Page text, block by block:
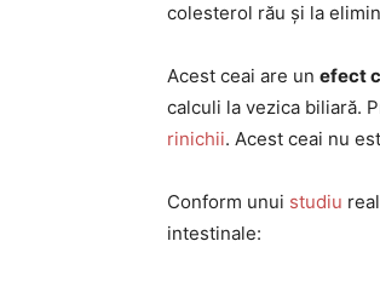
colesterol rău și la
Acest ceai are un efect
calculi la vezica biliară.
rinichii. Acest ceai nu
Conform unui studiu
intestinale: